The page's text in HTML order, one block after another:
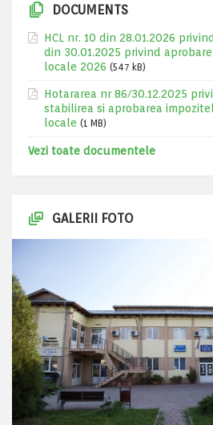
DOCUMENTS
HCL nr. 10 din 28.01.2026
din 30.01.2025 privind
locale 2026 (547 kB)
Hotararea nr 86/30.12.2025
stabilirea si aprobarea
locale (1 MB)
Vezi toate documentele
GALERII FOTO